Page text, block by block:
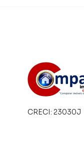
CRECI: 23030J